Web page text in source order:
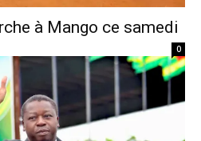
à Mango ce samedi
0